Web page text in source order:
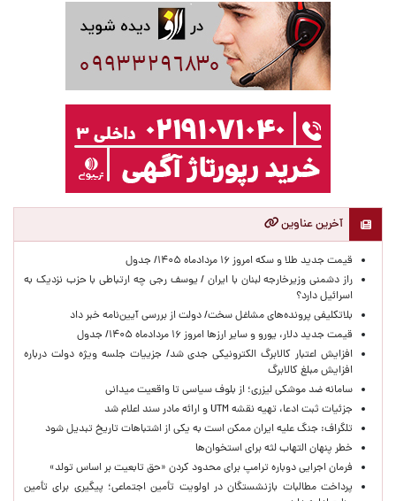
آخرین عناوین
قیمت جدید طلا و سکه امروز ۱۶ مردادماه ۱۴۰۵/ جدول
راز دشمنی وزیرخارجه لبنان با ایران / یوسف رجی چه ارتباطی با حزب نزدیک به
اسرائیل دارد؟
بلاتکلیفی پرونده‌های مشاغل سخت/ دولت از بررسی آیین‌نامه خبر داد
قیمت جدید دلار، یورو و سایر ارزها امروز ۱۶ مردادماه ۱۴۰۵/ جدول
افزایش اعتبار کالابرگ الکترونیکی جدی شد/ جزییات جلسه ویژه دولت درباره
افزایش مبلغ کالابرگ
سامانه ضد موشکی لیزری؛ از بلوف سیاسی تا واقعیت میدانی
جزئیات ثبت ادعا، تهیه نقشه UTM و ارائه مادر سند اعلام شد
تلگراف: جنگ علیه ایران ممکن است به یکی از اشتباهات تاریخ تبدیل شود
خطر پنهان التهاب لثه برای استخوان‌ها
فرمان اجرایی دوباره ترامپ برای محدود کردن «حق تابعیت بر اساس تولد»
پرداخت مطالبات بازنشستگان در اولویت تأمین اجتماعی؛ پیگیری برای تأمین